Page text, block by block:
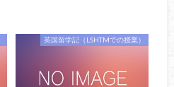
英国留学記（LSHTMでの授業）